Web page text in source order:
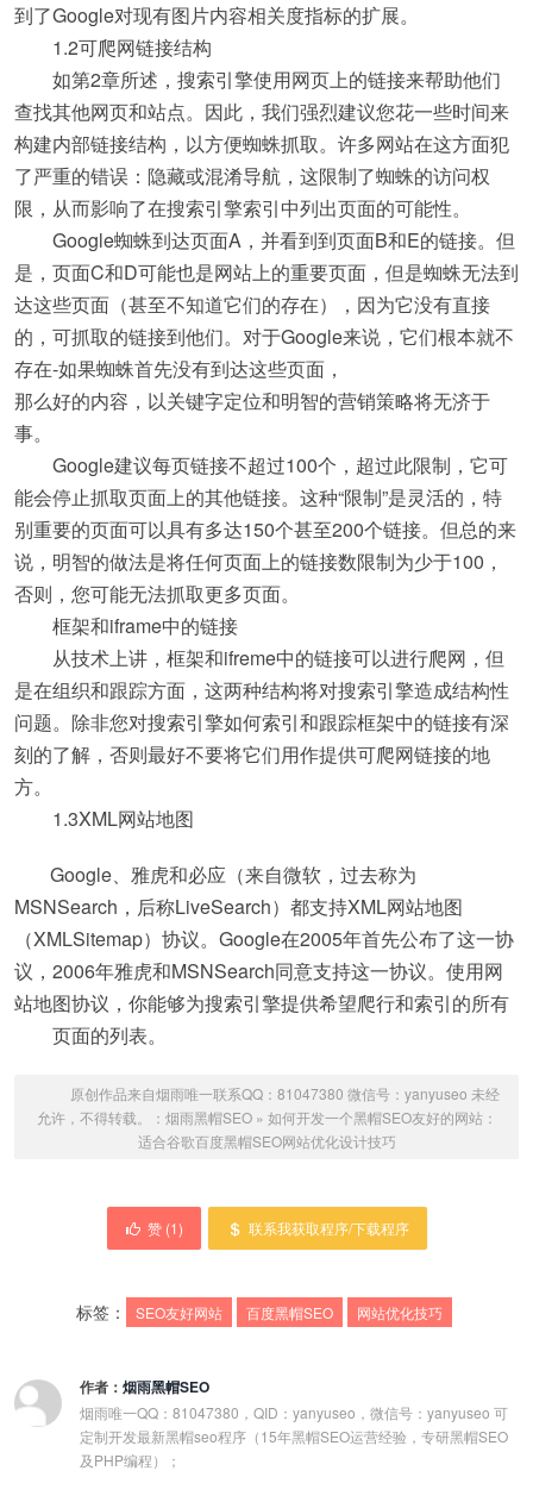
到了Google对现有图片内容相关度指标的扩展。
1.2可爬网链接结构
如第2章所述，搜索引擎使用网页上的链接来帮助他们
查找其他网页和站点。因此，我们强烈建议您花一些时间来
构建内部链接结构，以方便蜘蛛抓取。许多网站在这方面犯
了严重的错误：隐藏或混淆导航，这限制了蜘蛛的访问权
限，从而影响了在搜索引擎索引中列出页面的可能性。
Google蜘蛛到达页面A，并看到到页面B和E的链接。但
是，页面C和D可能也是网站上的重要页面，但是蜘蛛无法到
达这些页面（甚至不知道它们的存在），因为它没有直接
的，可抓取的链接到他们。对于Google来说，它们根本就不
存在-如果蜘蛛首先没有到达这些页面，
那么好的内容，以关键字定位和明智的营销策略将无济于
事。
Google建议每页链接不超过100个，超过此限制，它可
能会停止抓取页面上的其他链接。这种“限制”是灵活的，特
别重要的页面可以具有多达150个甚至200个链接。但总的来
说，明智的做法是将任何页面上的链接数限制为少于100，
否则，您可能无法抓取更多页面。
框架和iframe中的链接
从技术上讲，框架和ifreme中的链接可以进行爬网，但
是在组织和跟踪方面，这两种结构将对搜索引擎造成结构性
问题。除非您对搜索引擎如何索引和跟踪框架中的链接有深
刻的了解，否则最好不要将它们用作提供可爬网链接的地
方。
1.3XML网站地图
Google、雅虎和必应（来自微软，过去称为
MSNSearch，后称LiveSearch）都支持XML网站地图
（XMLSitemap）协议。Google在2005年首先公布了这一协
议，2006年雅虎和MSNSearch同意支持这一协议。使用网
站地图协议，你能够为搜索引擎提供希望爬行和索引的所有
页面的列表。
原创作品来自烟雨唯一联系QQ：81047380 微信号：yanyuseo 未经
允许，不得转载。： 烟雨黑帽SEO» 如何开发一个黑帽SEO友好的网站：
适合谷歌百度黑帽SEO网站优化设计技巧
赞 (1) 联系我获取程序/下载程序
标签： SEO友好网站 百度黑帽SEO 网站优化技巧
作者： 烟雨黑帽SEO
烟雨唯一QQ：81047380，QID：yanyuseo，微信号：yanyuseo 可
定制开发最新黑帽seo程序（15年黑帽SEO运营经验，专研黑帽SEO
及PHP编程）；